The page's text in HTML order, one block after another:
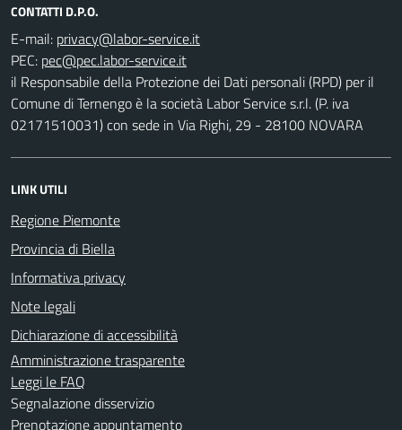
CONTATTI D.P.O.
E-mail:
PEC:
il Responsabile della Protezione dei Dati personali (RPD) per il
Comune di Ternengo è la società Labor Service s.r.l. (P. iva
02171510031) con sede in Via Righi, 29 - 28100 NOVARA
LINK UTILI
Regione Piemonte
Provincia di Biella
Informativa privacy
Note legali
Dichiarazione di accessibilità
Amministrazione trasparente
Leggi le FAQ
Segnalazione disservizio
Prenotazione appuntamento